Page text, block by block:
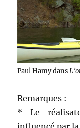
Paul Hamy dans
Remarques :
* Le
influencé par la